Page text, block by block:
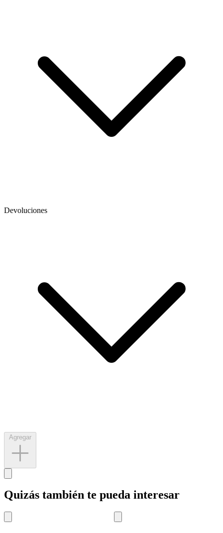
Devoluciones
Quizás también te pueda interesar